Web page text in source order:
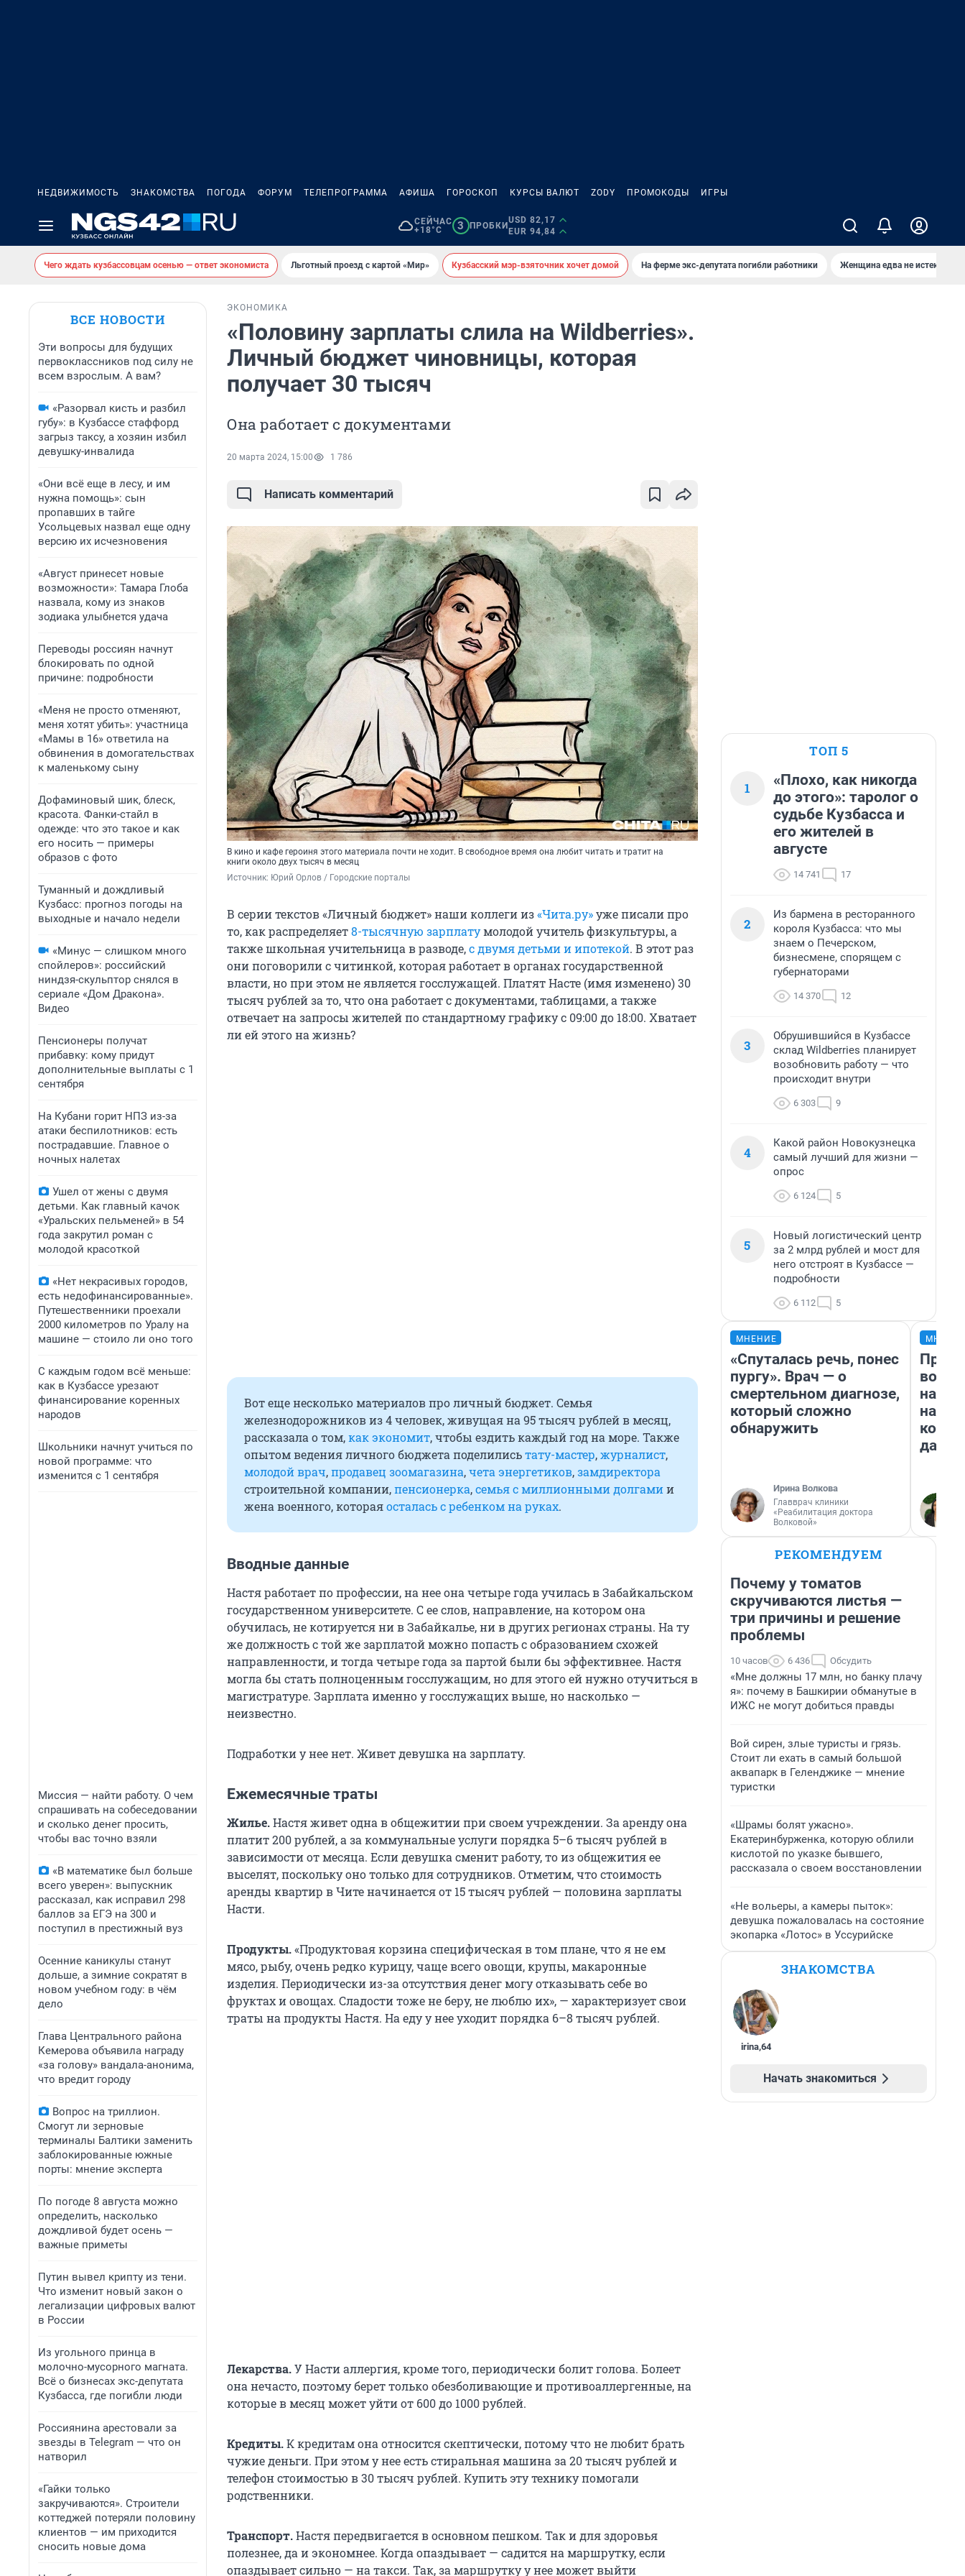
НЕДВИЖИМОСТЬ ЗНАКОМСТВА ПОГОДА ФОРУМ ТЕЛЕПРОГРАММА АФИША ГОРОСКОП КУРСЫ ВАЛЮТ ZODY ПРОМОКОДЫ ИГРЫ
СЕЙЧАС
+18°C
3 ПРОБКИ
USD 82,17
EUR 94,84
Чего ждать кузбассовцам осенью — ответ экономиста Льготный проезд с картой «Мир» Кузбасский мэр-взяточник хочет домой На ферме экс-депутата погибли работники Женщина едва не истекла
ВСЕ НОВОСТИ
Эти вопросы для будущих
первоклассников под силу не
всем взрослым. А вам?
«Разорвал кисть и разбил
губу»: в Кузбассе стаффорд
загрыз таксу, а хозяин избил
девушку-инвалида
«Они всё еще в лесу, и им
нужна помощь»: сын
пропавших в тайге
Усольцевых назвал еще одну
версию их исчезновения
«Август принесет новые
возможности»: Тамара Глоба
назвала, кому из знаков
зодиака улыбнется удача
Переводы россиян начнут
блокировать по одной
причине: подробности
«Меня не просто отменяют,
меня хотят убить»: участница
«Мамы в 16» ответила на
обвинения в домогательствах
к маленькому сыну
Дофаминовый шик, блеск,
красота. Фанки-стайл в
одежде: что это такое и как
его носить — примеры
образов с фото
Туманный и дождливый
Кузбасс: прогноз погоды на
выходные и начало недели
«Минус — слишком много
спойлеров»: российский
ниндзя-скульптор снялся в
сериале «Дом Дракона».
Видео
Пенсионеры получат
прибавку: кому придут
дополнительные выплаты с 1
сентября
На Кубани горит НПЗ из-за
атаки беспилотников: есть
пострадавшие. Главное о
ночных налетах
Ушел от жены с двумя
детьми. Как главный качок
«Уральских пельменей» в 54
года закрутил роман с
молодой красоткой
«Нет некрасивых городов,
есть недофинансированные».
Путешественники проехали
2000 километров по Уралу на
машине — стоило ли оно того
С каждым годом всё меньше:
как в Кузбассе урезают
финансирование коренных
народов
Школьники начнут учиться по
новой программе: что
изменится с 1 сентября
Миссия — найти работу. О чем
спрашивать на собеседовании
и сколько денег просить,
чтобы вас точно взяли
«В математике был больше
всего уверен»: выпускник
рассказал, как исправил 298
баллов за ЕГЭ на 300 и
поступил в престижный вуз
Осенние каникулы станут
дольше, а зимние сократят в
новом учебном году: в чём
дело
Глава Центрального района
Кемерова объявила награду
«за голову» вандала-анонима,
что вредит городу
Вопрос на триллион.
Смогут ли зерновые
терминалы Балтики заменить
заблокированные южные
порты: мнение эксперта
По погоде 8 августа можно
определить, насколько
дождливой будет осень —
важные приметы
Путин вывел крипту из тени.
Что изменит новый закон о
легализации цифровых валют
в России
Из угольного принца в
молочно-мусорного магната.
Всё о бизнесах экс-депутата
Кузбасса, где погибли люди
Россиянина арестовали за
звезды в Telegram — что он
натворил
«Гайки только
закручиваются». Строители
коттеджей потеряли половину
клиентов — им приходится
сносить новые дома
ЭКОНОМИКА
«Половину зарплаты слила на Wildberries».
Личный бюджет чиновницы, которая
получает 30 тысяч
Она работает с документами
20 марта 2024, 15:00 1 786
Написать комментарий
В кино и кафе героиня этого материала почти не ходит. В свободное время она любит читать и тратит на
книги около двух тысяч в месяц
Источник: Юрий Орлов / Городские порталы
В серии текстов «Личный бюджет» наши коллеги из«Чита.ру»уже писали про
то, как распределяет8-тысячную зарплатумолодой учитель физкультуры, а
также школьная учительница в разводе,с двумя детьми и ипотекой. В этот раз
они поговорили с читинкой, которая работает в органах государственной
власти, но при этом не является госслужащей. Платят Насте (имя изменено) 30
тысяч рублей за то, что она работает с документами, таблицами, а также
отвечает на запросы жителей по стандартному графику с 09:00 до 18:00. Хватает
ли ей этого на жизнь?
Вот еще несколько материалов про личный бюджет. Семья
железнодорожников из 4 человек, живущая на 95 тысяч рублей в месяц,
рассказала о том,как экономит, чтобы ездить каждый год на море. Также
опытом ведения личного бюджета поделилисьтату-мастер,журналист,
молодой врач,продавец зоомагазина,чета энергетиков,замдиректора
строительной компании,пенсионерка,семья с миллионными долгамии
жена военного, котораяосталась с ребенком на руках.
Вводные данные
Настя работает по профессии, на нее она четыре года училась в Забайкальском
государственном университете. С ее слов, направление, на котором она
обучилась, не котируется ни в Забайкалье, ни в других регионах страны. На ту
же должность с той же зарплатой можно попасть с образованием схожей
направленности, и тогда четыре года за партой были бы эффективнее. Настя
могла бы стать полноценным госслужащим, но для этого ей нужно отучиться в
магистратуре. Зарплата именно у госслужащих выше, но насколько —
неизвестно.
Подработки у нее нет. Живет девушка на зарплату.
Ежемесячные траты
Жилье.Настя живет одна в общежитии при своем учреждении. За аренду она
платит 200 рублей, а за коммунальные услуги порядка 5–6 тысяч рублей в
зависимости от месяца. Если девушка сменит работу, то из общежития ее
выселят, поскольку оно только для сотрудников. Отметим, что стоимость
аренды квартир в Чите начинается от 15 тысяч рублей — половина зарплаты
Насти.
Продукты.«Продуктовая корзина специфическая в том плане, что я не ем
мясо, рыбу, очень редко курицу, чаще всего овощи, крупы, макаронные
изделия. Периодически из-за отсутствия денег могу отказывать себе во
фруктах и овощах. Сладости тоже не беру, не люблю их», — характеризует свои
траты на продукты Настя. На еду у нее уходит порядка 6–8 тысяч рублей.
Лекарства.У Насти аллергия, кроме того, периодически болит голова. Болеет
она нечасто, поэтому берет только обезболивающие и противоаллергенные, на
которые в месяц может уйти от 600 до 1000 рублей.
Кредиты.К кредитам она относится скептически, потому что не любит брать
чужие деньги. При этом у нее есть стиральная машина за 20 тысяч рублей и
телефон стоимостью в 30 тысяч рублей. Купить эту технику помогали
родственники.
Транспорт.Настя передвигается в основном пешком. Так и для здоровья
полезнее, да и экономнее. Когда опаздывает — садится на маршрутку, если
опаздывает сильно — на такси. Так, за маршрутку у нее может выйти
ТОП 5
1
«Плохо, как никогда
до этого»: таролог о
судьбе Кузбасса и
его жителей в
августе
14 741 17
2
Из бармена в ресторанного
короля Кузбасса: что мы
знаем о Печерском,
бизнесмене, спорящем с
губернаторами
14 370 12
3
Обрушившийся в Кузбассе
склад Wildberries планирует
возобновить работу — что
происходит внутри
6 303 9
4
Какой район Новокузнецка
самый лучший для жизни —
опрос
6 124 5
5
Новый логистический центр
за 2 млрд рублей и мост для
него отстроят в Кузбассе —
подробности
6 112 5
МНЕНИЕ
«Спуталась речь, понес
пургу». Врач — о
смертельном диагнозе,
который сложно
обнаружить
Ирина Волкова
Главврач клиники
«Реабилитация доктора
Волковой»
нам
даже
РЕКОМЕНДУЕМ
Почему у томатов
скручиваются листья —
три причины и решение
проблемы
10 часов 6 436 Обсудить
«Мне должны 17 млн, но банку плачу
я»: почему в Башкирии обманутые в
ИЖС не могут добиться правды
Вой сирен, злые туристы и грязь.
Стоит ли ехать в самый большой
аквапарк в Геленджике — мнение
туристки
«Шрамы болят ужасно».
Екатеринбурженка, которую облили
кислотой по указке бывшего,
рассказала о своем восстановлении
«Не вольеры, а камеры пыток»:
девушка пожаловалась на состояние
экопарка «Лотос» в Уссурийске
ЗНАКОМСТВА
irina,64
Начать знакомиться